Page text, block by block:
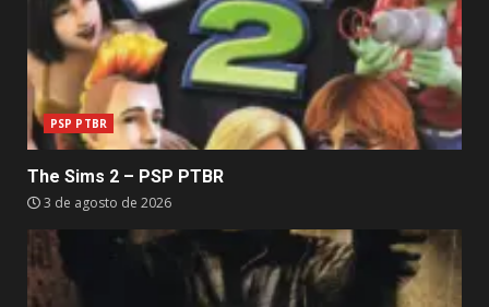
PSP PTBR
The Sims 2 – PSP PTBR
3 de agosto de 2026